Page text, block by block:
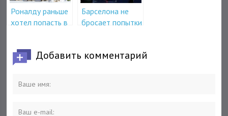
Роналду раньше
хотел попасть в
Барселона не
бросает попытки
Добавить комментарий